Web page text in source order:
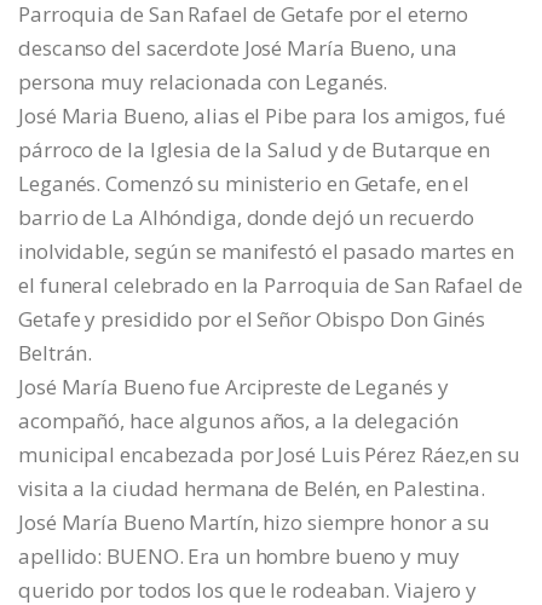
Parroquia de San Rafael de Getafe por el eterno
descanso del sacerdote José María Bueno, una
persona muy relacionada con Leganés.
José Maria Bueno, alias el Pibe para los amigos, fué
párroco de la Iglesia de la Salud y de Butarque en
Leganés. Comenzó su ministerio en Getafe, en el
barrio de La Alhóndiga, donde dejó un recuerdo
inolvidable, según se manifestó el pasado martes en
el funeral celebrado en la Parroquia de San Rafael de
Getafe y presidido por el Señor Obispo Don Ginés
Beltrán.
José María Bueno fue Arcipreste de Leganés y
acompañó, hace algunos años, a la delegación
municipal encabezada por José Luis Pérez Ráez,en su
visita a la ciudad hermana de Belén, en Palestina.
José María Bueno Martín, hizo siempre honor a su
apellido: BUENO. Era un hombre bueno y muy
querido por todos los que le rodeaban. Viajero y